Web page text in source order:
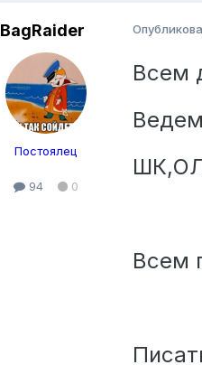
BagRaider
Постоялец
94 0
Всем
Всем